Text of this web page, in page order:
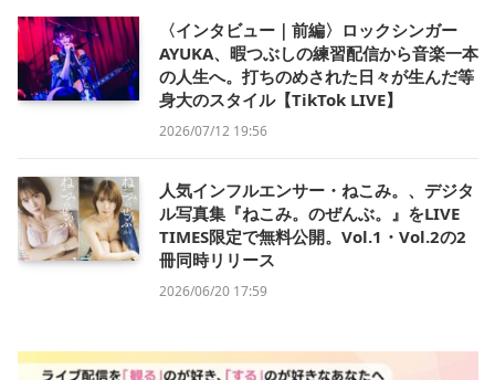
〈インタビュー｜前編〉ロックシンガー
AYUKA、暇つぶしの練習配信から音楽一本
の人生へ。打ちのめされた日々が生んだ等
身大のスタイル【TikTok LIVE】
2026/07/12 19:56
人気インフルエンサー・ねこみ。、デジタ
ル写真集『ねこみ。のぜんぶ。』をLIVE
TIMES限定で無料公開。Vol.1・Vol.2の2
冊同時リリース
2026/06/20 17:59